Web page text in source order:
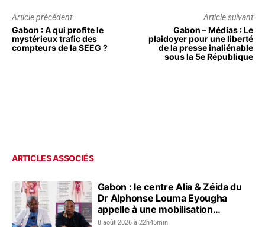
Article précédent
Gabon : A qui profite le
mystérieux trafic des
compteurs de la SEEG ?
Article suivant
Gabon – Médias : Le
plaidoyer pour une liberté
de la presse inaliénable
sous la 5e République
ARTICLES ASSOCIÉS
Gabon : le centre Alia & Zéida du
Dr Alphonse Louma Eyougha
appelle à une mobilisation
collective contre les addictions
8 août 2026 à 22h45min